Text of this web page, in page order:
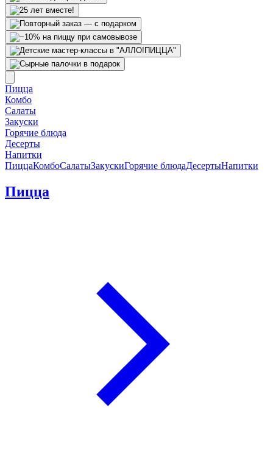
Пицца
Комбо
Салаты
Закуски
Горячие блюда
Десерты
Напитки
ПиццаКомбоСалатыЗакускиГорячие блюдаДесертыНапитки
Пицца